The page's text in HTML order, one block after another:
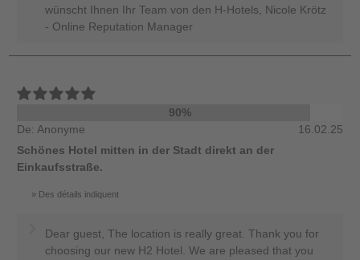
wünscht Ihnen Ihr Team von den H-Hotels, Nicole Krötz
- Online Reputation Manager
90%
De: Anonyme
16.02.25
Schönes Hotel mitten in der Stadt direkt an der
Einkaufsstraße.
Des détails indiquent
Dear guest, The location is really great. Thank you for
choosing our new H2 Hotel. We are pleased that you